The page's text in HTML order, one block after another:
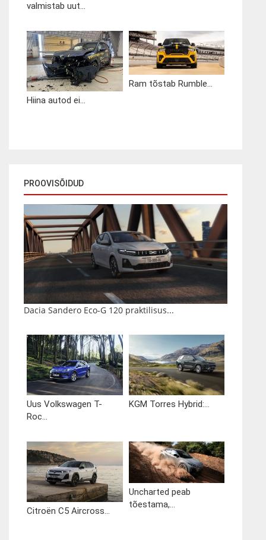
valmistab uut...
Hiina autod ei...
Ram tõstab Rumble...
PROOVISÕIDUD
Dacia Sandero Eco-G 120 praktilisus...
Uus Volkswagen T-
Roc...
KGM Torres Hybrid:...
Citroën C5 Aircross...
Uncharted peab
tõestama,...